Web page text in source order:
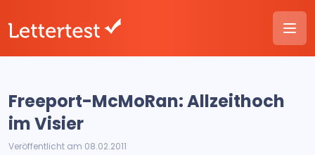
Freeport-McMoRan: Allzeithoch
im Visier
Veröffentlicht am 08.02.2011